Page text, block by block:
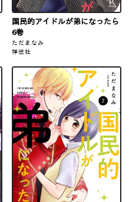
国民的アイドルが弟になったら
6巻
ただまなみ
祥伝社